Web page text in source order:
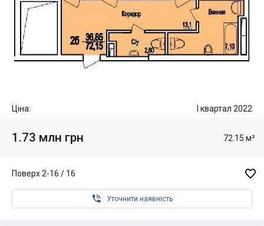
Ціна: I квартал 2022
1.73 млн грн 72.15 м²
Поверх 2-16 / 16 
 Уточнити наявність